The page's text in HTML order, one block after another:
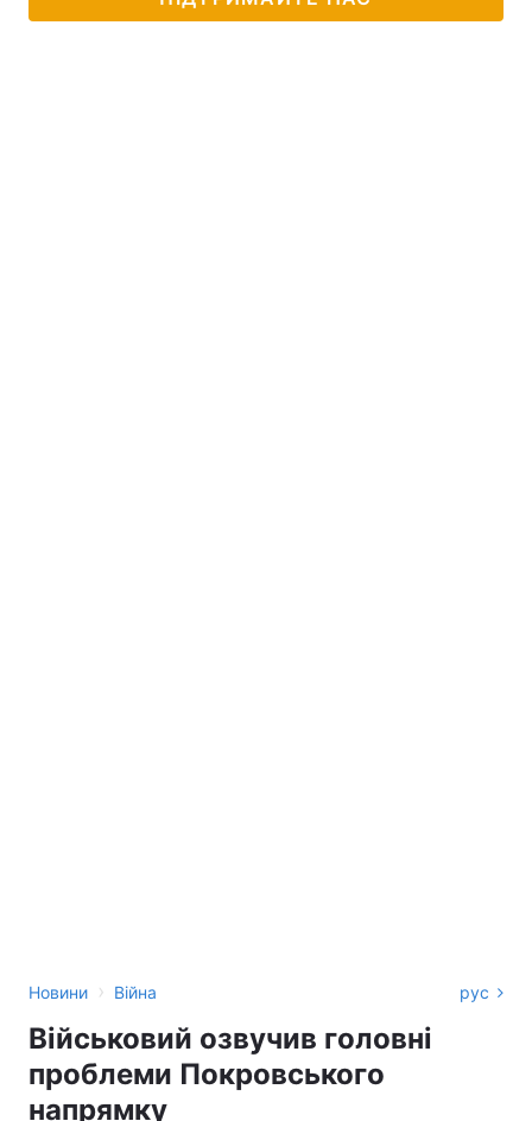
Новини › Війна рус
Військовий озвучив головні
проблеми Покровського
напрямку